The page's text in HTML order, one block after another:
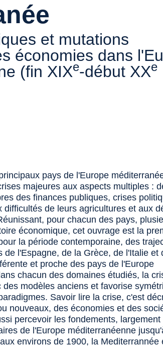
et mutations
économies dans
(fin XIXe-début XXe
pays de l'Europe
majeures aux aspects multiples :
des finances publiques, crises
difficultés de leurs agricultures et aux
pour chacun des pays,
économique, cet ouvrage est la
la période contemporaine, des
de l'Espagne, de la Grèce, de l'Italie et
et proche des pays de l'Europe
chacun des domaines étudiés, la
modèles anciens et favorise
Savoir lire la crise, c'est
nouveaux, des économies et des
percevoir les fondements, largement
de l'Europe méditerranéenne
environs de 1900, la Mediterrannée